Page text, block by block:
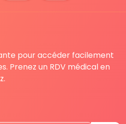
pour accéder facilement
Prenez un RDV médical en